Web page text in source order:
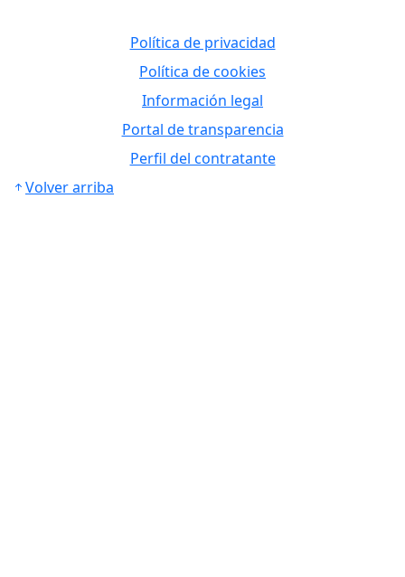
Política de privacidad
Política de cookies
Información legal
Portal de transparencia
Perfil del contratante
Volver arriba